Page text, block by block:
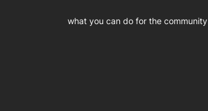
what you can do for the community